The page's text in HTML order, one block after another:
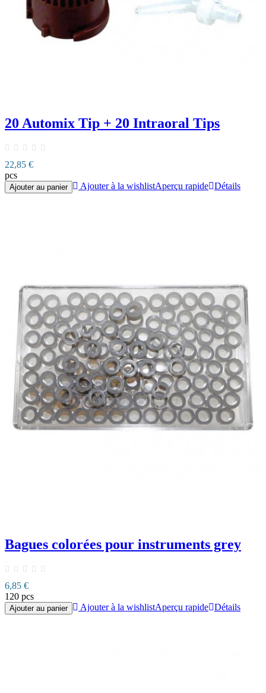
20 Automix Tip + 20 Intraoral Tips
22,85 €
pcs
Ajouter au panier Ajouter à la wishlistAperçu rapide Détails
Bagues colorées pour instruments grey
6,85 €
120 pcs
Ajouter au panier Ajouter à la wishlistAperçu rapide Détails